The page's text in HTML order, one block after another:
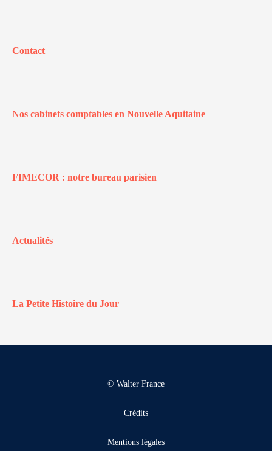
Contact
Nos cabinets comptables en Nouvelle Aquitaine
FIMECOR : notre bureau parisien
Actualités
La Petite Histoire du Jour
© Walter France
Crédits
Mentions légales